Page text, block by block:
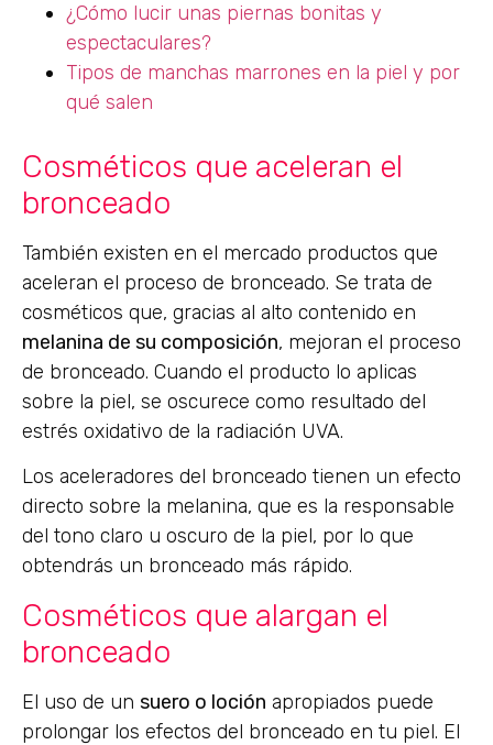
¿Cómo lucir unas piernas bonitas y
espectaculares?
Tipos de manchas marrones en la piel y por
qué salen
Cosméticos que aceleran el
bronceado
También existen en el mercado productos que
aceleran el proceso de bronceado. Se trata de
cosméticos que, gracias al alto contenido en
melanina de su composición, mejoran el proceso
de bronceado. Cuando el producto lo aplicas
sobre la piel, se oscurece como resultado del
estrés oxidativo de la radiación UVA.
Los aceleradores del bronceado tienen un efecto
directo sobre la melanina, que es la responsable
del tono claro u oscuro de la piel, por lo que
obtendrás un bronceado más rápido.
Cosméticos que alargan el
bronceado
El uso de un suero o loción apropiados puede
prolongar los efectos del bronceado en tu piel. El